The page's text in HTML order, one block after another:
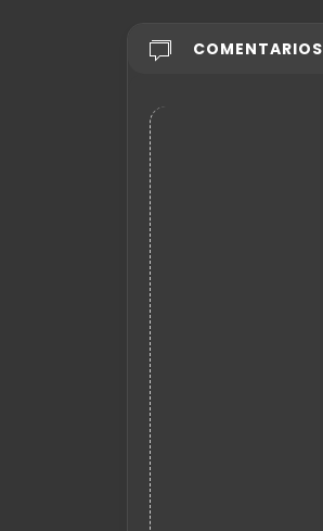
COMENTARIOS